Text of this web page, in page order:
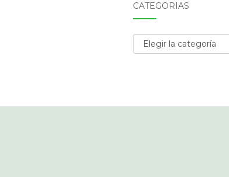
CATEGORÍAS
Categorías